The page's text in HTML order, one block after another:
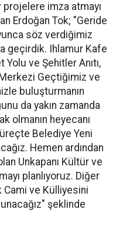
imza atmayı
Erdoğan Tok; "Geride
söz verdiğimiz
geçirdik. Ihlamur Kafe
ve Şehitler Anıtı,
Geçtiğimiz ve
buluşturmanın
da yakın zamanda
olmanın heyecanı
Belediye Yeni
Hemen ardından
Unkapanı Kültür ve
planlıyoruz. Diğer
Cami ve Külliyesini
şeklinde